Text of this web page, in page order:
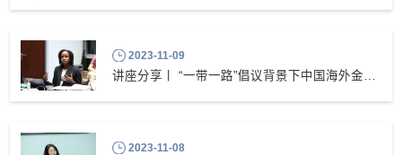
2023-11-09
讲座分享丨 “一带一路”倡议背景下中国海外金融的过去与未来
2023-11-08